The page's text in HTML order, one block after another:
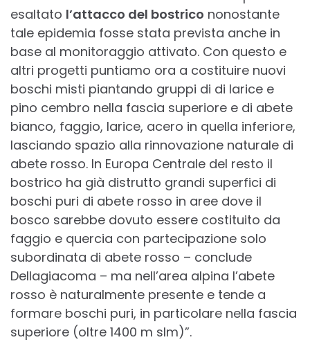
esaltato l’attacco del bostrico nonostante
tale epidemia fosse stata prevista anche in
base al monitoraggio attivato. Con questo e
altri progetti puntiamo ora a costituire nuovi
boschi misti piantando gruppi di di larice e
pino cembro nella fascia superiore e di abete
bianco, faggio, larice, acero in quella inferiore,
lasciando spazio alla rinnovazione naturale di
abete rosso. In Europa Centrale del resto il
bostrico ha già distrutto grandi superfici di
boschi puri di abete rosso in aree dove il
bosco sarebbe dovuto essere costituito da
faggio e quercia con partecipazione solo
subordinata di abete rosso – conclude
Dellagiacoma – ma nell’area alpina l’abete
rosso è naturalmente presente e tende a
formare boschi puri, in particolare nella fascia
superiore (oltre 1400 m slm)”.